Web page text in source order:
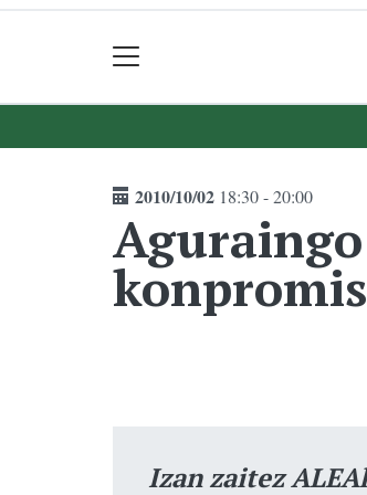
2010/10/02 18:30 - 20:00
Izan zaitez